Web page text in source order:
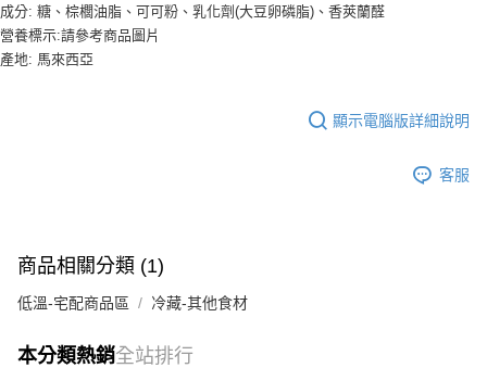
【注意事項】
１．透過由恩沛科技股份有限公司提供之「AFTEE先享後付」服務完成之交
權轉讓予恩沛科技股份有限公司。
３．未成年的使用者請事先徵得法定代理人或監護人之同意方可使用
４．使用「AFTEE先享後付」時，將依據個別帳號之用戶狀況，依本公司即
恩沛科技股份有限公司將有權停止該用戶之使用額度並採取法律行動。
成分: 糖、棕櫚油脂、可可粉、乳化劑(大豆卵磷脂)、香莢蘭醛
營養標示:請參考商品圖片
產地: 馬來西亞
顯示電腦版詳細說明
客服
商品相關分類 (1)
低溫-宅配商品區 冷藏-其他食材
本分類熱銷全站排行